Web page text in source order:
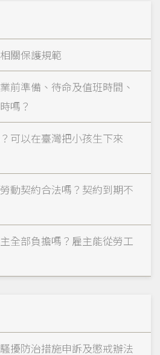
關保護規範
前準備、待命及值班時間、
嗎？
可以在臺灣把小孩生下來
動契約合法嗎？契約到期不
全部負擔嗎？雇主能從勞工
擾防治措施申訴及懲戒辦法